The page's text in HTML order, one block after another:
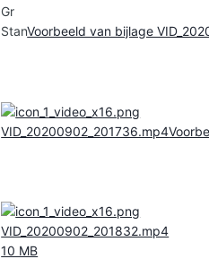
Gr
StanVoorbeeld van bijlage
VID_20200902_201736.mp4
VID_20200902_201832.mp4
10 MB